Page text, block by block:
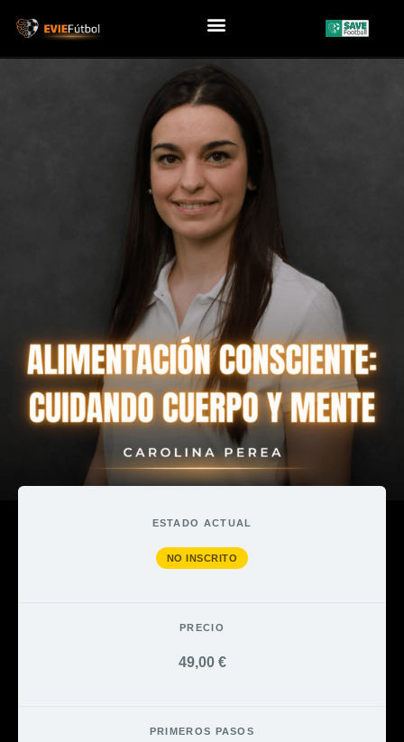
ESTADO ACTUAL
NO INSCRITO
PRECIO
49,00 €
PRIMEROS PASOS